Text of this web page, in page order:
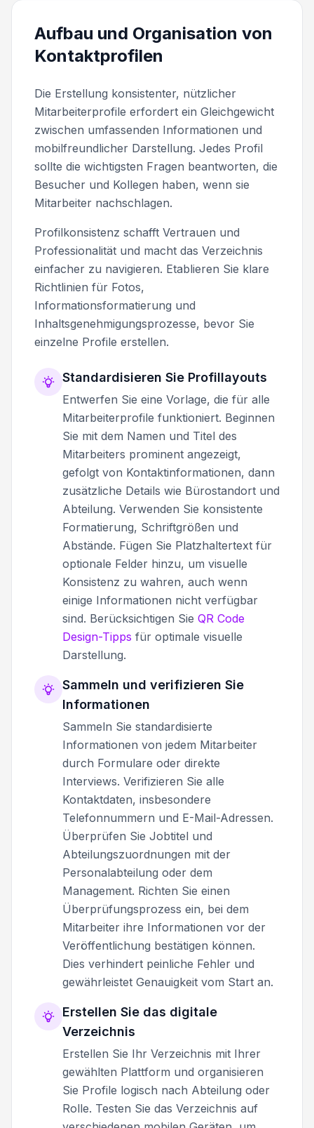
Aufbau und Organisation von
Kontaktprofilen
Die Erstellung konsistenter, nützlicher
Mitarbeiterprofile erfordert ein Gleichgewicht
zwischen umfassenden Informationen und
mobilfreundlicher Darstellung. Jedes Profil
sollte die wichtigsten Fragen beantworten, die
Besucher und Kollegen haben, wenn sie
Mitarbeiter nachschlagen.
Profilkonsistenz schafft Vertrauen und
Professionalität und macht das Verzeichnis
einfacher zu navigieren. Etablieren Sie klare
Richtlinien für Fotos,
Informationsformatierung und
Inhaltsgenehmigungsprozesse, bevor Sie
einzelne Profile erstellen.
Standardisieren Sie Profillayouts
Entwerfen Sie eine Vorlage, die für alle
Mitarbeiterprofile funktioniert. Beginnen
Sie mit dem Namen und Titel des
Mitarbeiters prominent angezeigt,
gefolgt von Kontaktinformationen, dann
zusätzliche Details wie Bürostandort und
Abteilung. Verwenden Sie konsistente
Formatierung, Schriftgrößen und
Abstände. Fügen Sie Platzhaltertext für
optionale Felder hinzu, um visuelle
Konsistenz zu wahren, auch wenn
einige Informationen nicht verfügbar
sind. Berücksichtigen Sie QR Code
Design-Tipps für optimale visuelle
Darstellung.
Sammeln und verifizieren Sie
Informationen
Sammeln Sie standardisierte
Informationen von jedem Mitarbeiter
durch Formulare oder direkte
Interviews. Verifizieren Sie alle
Kontaktdaten, insbesondere
Telefonnummern und E-Mail-Adressen.
Überprüfen Sie Jobtitel und
Abteilungszuordnungen mit der
Personalabteilung oder dem
Management. Richten Sie einen
Überprüfungsprozess ein, bei dem
Mitarbeiter ihre Informationen vor der
Veröffentlichung bestätigen können.
Dies verhindert peinliche Fehler und
gewährleistet Genauigkeit vom Start an.
Erstellen Sie das digitale
Verzeichnis
Erstellen Sie Ihr Verzeichnis mit Ihrer
gewählten Plattform und organisieren
Sie Profile logisch nach Abteilung oder
Rolle. Testen Sie das Verzeichnis auf